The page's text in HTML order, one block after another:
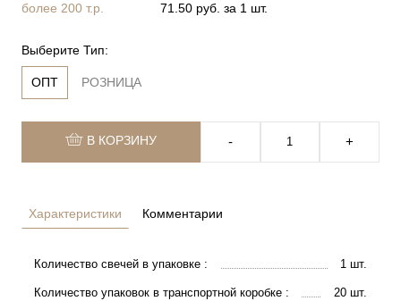
более 200 т.р.
71.50 руб. за 1 шт.
Выберите Тип:
ОПТ РОЗНИЦА
В КОРЗИНУ ‐ +
Характеристики
Количество свечей в упаковке : 1 шт.
Количество упаковок в транспортной коробке : 20 шт.
Комментарии